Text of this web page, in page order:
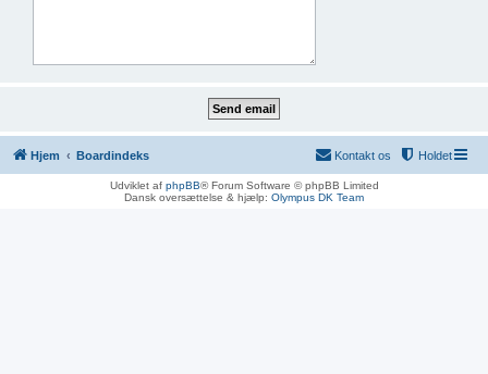
Hjem Boardindeks Holdet
Kontakt os
Udviklet af phpBB® Forum Software © phpBB Limited
Dansk oversættelse & hjælp: Olympus DK Team